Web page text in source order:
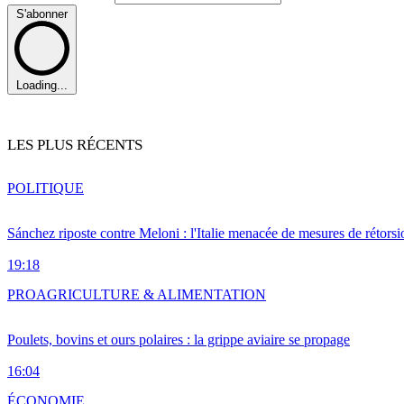
S'abonner
Loading...
LES PLUS RÉCENTS
Sánchez riposte contre Meloni : l'Italie menacée de mesures de
19:18
POLITIQUE
Poulets, bovins et ours polaires : la grippe aviaire se propage
16:04
PROAGRICULTURE & ALIMENTATION